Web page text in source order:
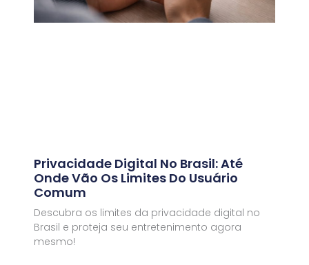
Privacidade Digital No Brasil: Até
Onde Vão Os Limites Do Usuário
Comum
Descubra os limites da privacidade digital no
Brasil e proteja seu entretenimento agora
mesmo!